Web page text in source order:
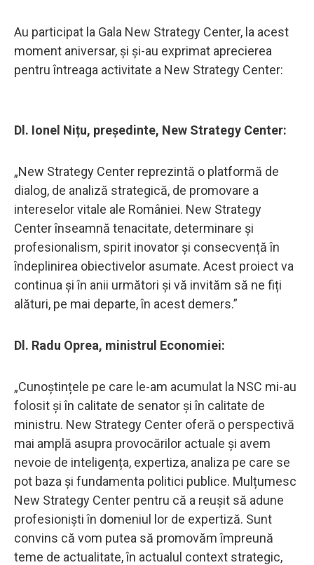
Au participat la Gala New Strategy Center, la acest
moment aniversar, și și-au exprimat aprecierea
pentru întreaga activitate a New Strategy Center:
Dl. Ionel Nițu, președinte, New Strategy Center:
„New Strategy Center reprezintă o platformă de
dialog, de analiză strategică, de promovare a
intereselor vitale ale României. New Strategy
Center înseamnă tenacitate, determinare și
profesionalism, spirit inovator și consecvență în
îndeplinirea obiectivelor asumate. Acest proiect va
continua și în anii următori și vă invităm să ne fiți
alături, pe mai departe, în acest demers.”
Dl. Radu Oprea, ministrul Economiei:
„Cunoștințele pe care le-am acumulat la NSC mi-au
folosit și în calitate de senator și în calitate de
ministru. New Strategy Center oferă o perspectivă
mai amplă asupra provocărilor actuale și avem
nevoie de inteligența, expertiza, analiza pe care se
pot baza și fundamenta politici publice. Mulțumesc
New Strategy Center pentru că a reușit să adune
profesioniști în domeniul lor de expertiză. Sunt
convins că vom putea să promovăm împreună
teme de actualitate, în actualul context strategic,